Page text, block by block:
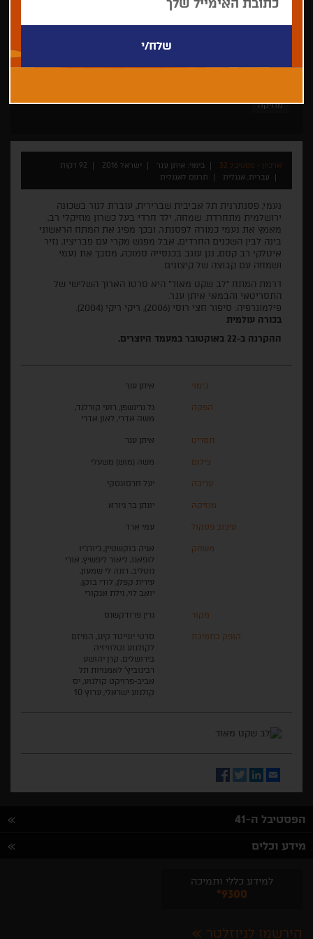
מוזיקה
ארכיון - פסטיבל 32 בימוי: איתן ענר ישראל 2016
92 דקות
עברית, אנגלית
תרגום לאנגלית
נעמי, פסנתרנית תל אביבית שברירית, עוברת לגור בשכונה
ירושלמית מתחרדת. שמחה, ילד חרדי בעל כשרון מוזיקלי רב,
מאמץ את נעמי כמורה לפסנתר, ובכך מפיג את המתח הראשוני
בינה לבין השכנים החרדים, אבל מפגש מקרי עם פבריציו, נזיר
איטלקי רב קסם, נגן עוּגב בכנסייה סמוכה, מסבך את נעמי
ושמחה עם קבוצה של קיצונים.
דרמת המתח "לב שקט מאוד" היא סרטו הארוך השלישי של
התסריטאי והבמאי איתן ענר.
פילמוגרפיה: סיפור חצי רוסי (2006), ריקי ריקי (2004).
בכורה עולמית
ההקרנה ב-22 באוקטובר במעמד היוצרים.
בימוי איתן ענר
הפקה
גל גרינשפן, רועי קורלנד,
משה אדרי, לאון אדרי
תסריט איתן ענר
צילום משה (מוש) משעלי
עריכה יעל חרסונסקי
מוזיקה יונתן בר גיורא
עיצוב פסקול עמי ארד
משחק
אניה בוקשטיין, ג'יורג'יו
לופאנו, ליאור ליפשיץ, אורי
גוטליב, רונה לי שמעון,
עירית קפלן, לודי בוקן,
יואב לוי, גילת אנקורי
מקור גרין פרודקשנס
הופק בתמיכת
סרטי יונייטד קינג, המיזם
לקולנוע וטלוויזיה
בירושלים, קרן יהושע
רבינוביץ' לאמנויות תל
אביב-פרויקט קולנוע, יס
קולנוע ישראלי, ערוץ 10
Email
LinkedIn
Twitter
Facebook
הפסטיבל ה-41
מידע וכלים
למידע כללי ותמיכה
*9300
הירשמו לניוזלטר